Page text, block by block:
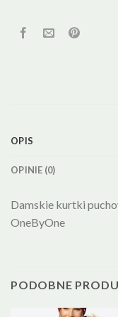
OPIS
OPINIE (0)
Damskie kurtki
OneByOne
PODOBNE